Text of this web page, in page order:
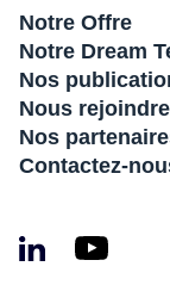
Notre Offre
Notre Dream
Nos
Nous rejoindre
Nos
Contactez-